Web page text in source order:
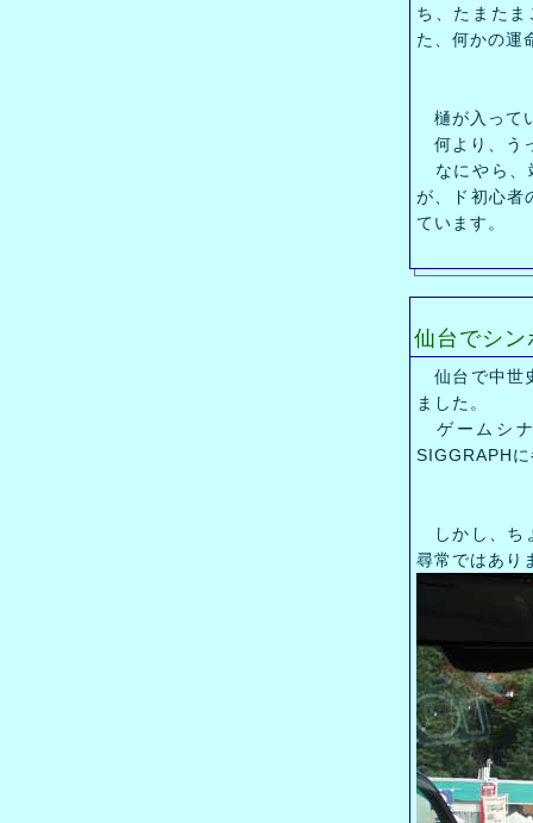
ち、たまた
た、何かの運
樋が入って
何より、う
なにやら、
が、ド初心者
ています。
仙台でシ
仙台で中世
ました。
ゲームシナ
SIGGRAPH
しかし、ち
尋常ではあり